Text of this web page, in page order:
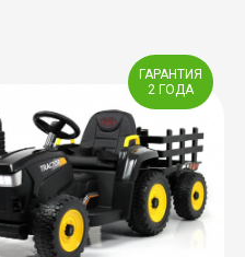
ГАРАНТИЯ
2 ГОДА